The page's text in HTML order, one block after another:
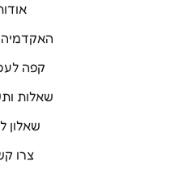
קפה
שאלות
שאלון
צרו